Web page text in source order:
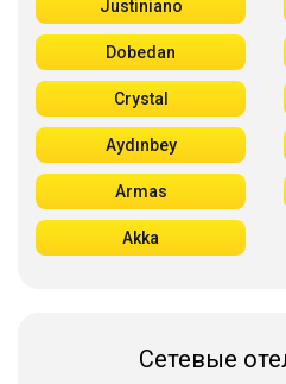
Justiniano
Dobedan
Crystal
Aydınbey
Armas
Akka
Сетевые